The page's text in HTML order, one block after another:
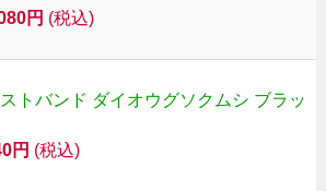
円 (税込)
トバンド ダイオウグソクムシ ブラッ
円 (税込)